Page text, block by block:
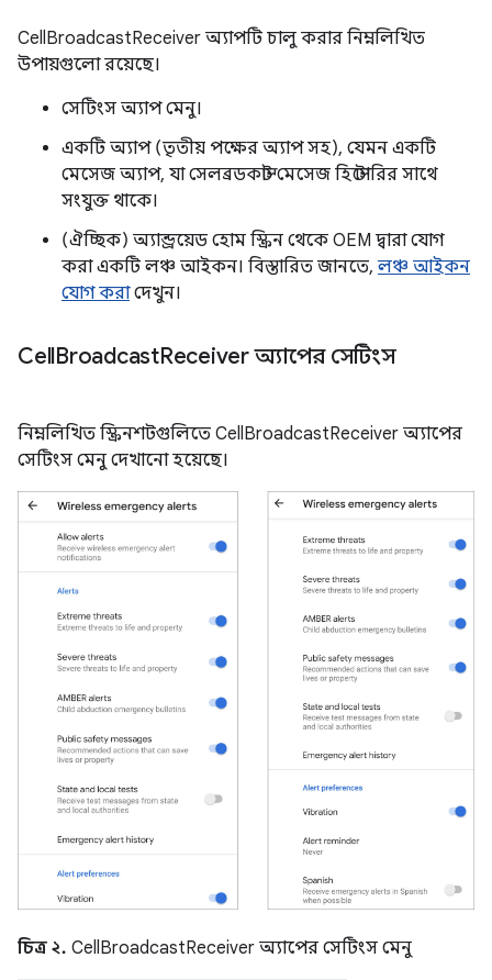
CellBroadcastReceiver অ্যাপটি চালু করার নিম্নলিখিত
উপায়গুলো রয়েছে।
সেটিংস অ্যাপ মেনু।
একটি অ্যাপ (তৃতীয় পক্ষের অ্যাপ সহ), যেমন একটি
মেসেজ অ্যাপ, যা সেলব্রডকাস্ট মেসেজ হিস্টোরির সাথে
সংযুক্ত থাকে।
(ঐচ্ছিক) অ্যান্ড্রয়েড হোম স্ক্রিন থেকে OEM দ্বারা যোগ
করা একটি লঞ্চ আইকন। বিস্তারিত জানতে, লঞ্চ আইকন
যোগ করাদেখুন।
CellBroadcastReceiver অ্যাপের সেটিংস
নিম্নলিখিত স্ক্রিনশটগুলিতে CellBroadcastReceiver অ্যাপের
সেটিংস মেনু দেখানো হয়েছে।
চিত্র ২. CellBroadcastReceiver অ্যাপের সেটিংস মেনু